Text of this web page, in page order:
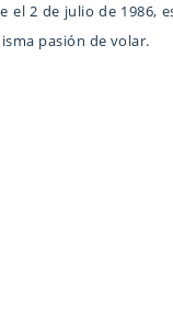
el 2 de julio de 1986,
pasión de volar.